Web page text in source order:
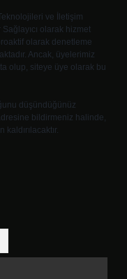
ve İletişim
olarak hizmet
olarak denetleme
Ancak, üyelerimiz
olup, siteye üye olarak bu
düşündüğünüz
bildirmeniz halinde,